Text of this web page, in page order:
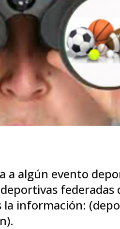
a algún evento
federadas
información: